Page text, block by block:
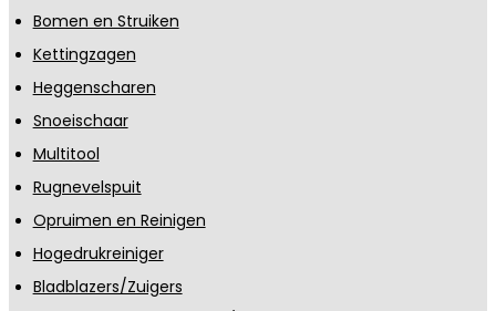
Bomen en Struiken
Kettingzagen
Heggenscharen
Snoeischaar
Multitool
Rugnevelspuit
Opruimen en Reinigen
Hogedrukreiniger
Bladblazers/Zuigers